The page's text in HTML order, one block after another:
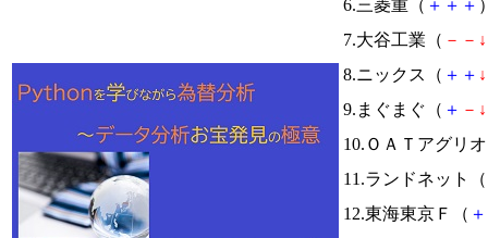
6.三菱重（ ＋ ＋ ＋
7.大谷工業（ － － ↓
8.ニックス（ ＋ ＋ ↓
9.まぐまぐ（ ＋ － ↓
10.ＯＡＴアグリ
11.ランドネット（
12.東海東京Ｆ（ ＋